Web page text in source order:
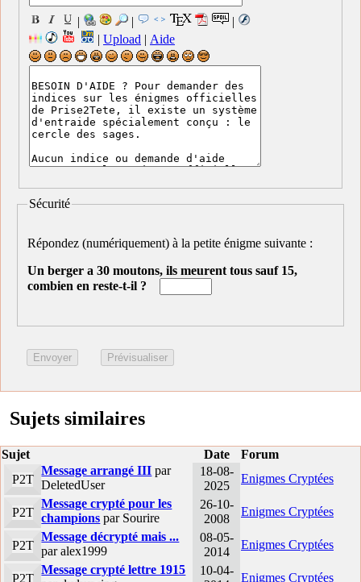
| |
|
| Upload | Aide
Sécurité
Répondez (numériquement) à la petite énigme suivante :
Un berger a 30 moutons, ils meurent tous sauf 15,
combien en reste-t-il ?
Sujets similaires
Sujet Date
Forum
P2T
Message arrangé III par
DeletedUser
18-08-
2025
Enigmes Cryptées
P2T
Message crypté pour les
champions par Sourire
26-10-
2008
Enigmes Cryptées
P2T
Message décrypté mais ...
par alex1999
08-05-
2014
Enigmes Cryptées
P2T
Message crypté lettre 1915
10-04-
Enigmes Cryptées